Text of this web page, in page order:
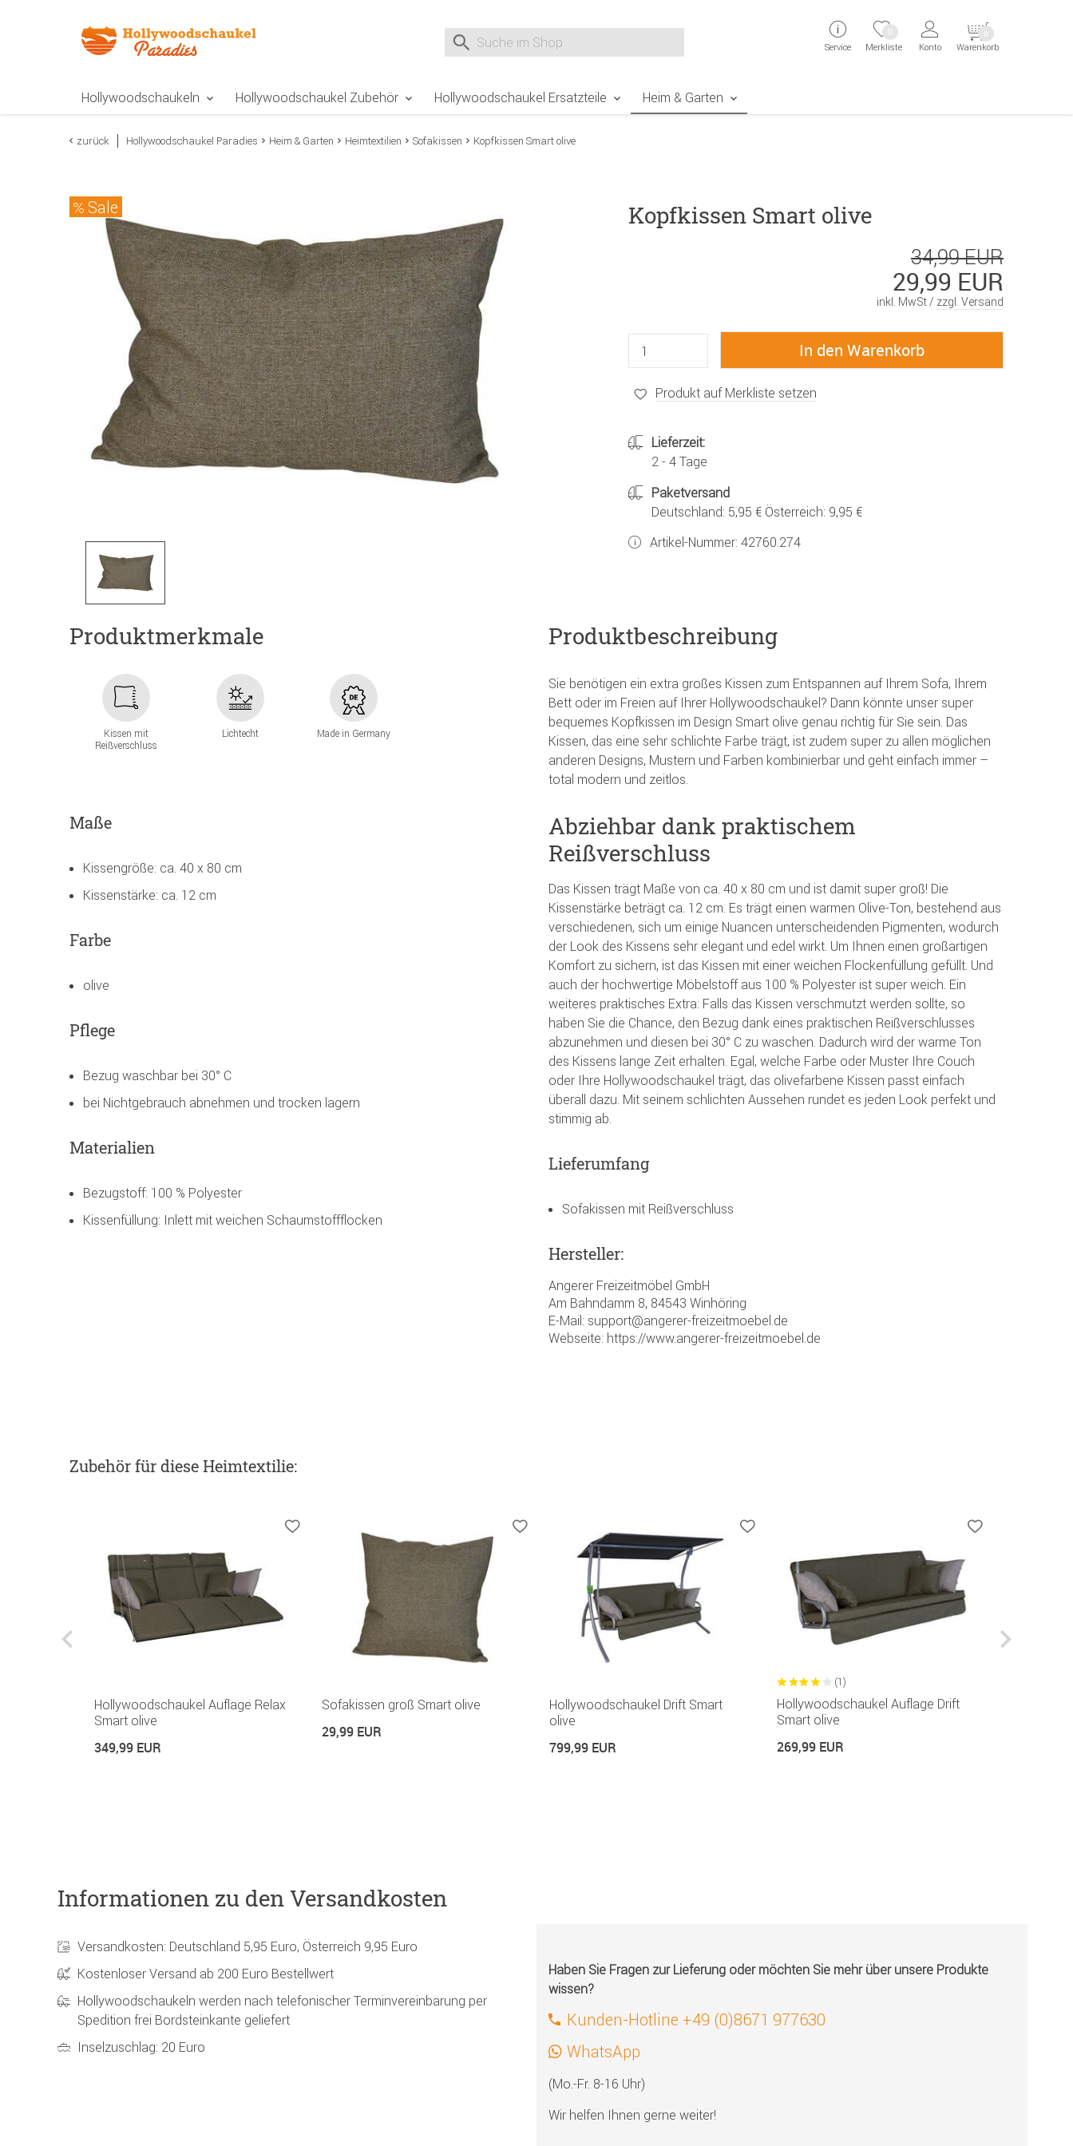
Suche nach
Service Merkliste
0
Konto Warenkorb
0
Hollywoodschaukeln Hollywoodschaukel Zubehör Hollywoodschaukel Ersatzteile Heim & Garten
zurück Hollywoodschaukel Paradies Heim & Garten Heimtextilien Sofakissen Kopfkissen Smart olive
Sale Kopfkissen Smart olive
34,99 EUR
29,99 EUR
inkl. MwSt / zzgl. Versand
Produkt auf Merkliste setzen
Lieferzeit:
2 - 4 Tage
Paketversand
Deutschland: 5,95 € Österreich: 9,95 €
Artikel-Nummer: 42760.274
Produktmerkmale
Kissen mit
Reißverschluss
Lichtecht Made in Germany
Maße
Kissengröße: ca. 40 x 80 cm
Kissenstärke: ca. 12 cm
Farbe
olive
Pflege
Bezug waschbar bei 30° C
bei Nichtgebrauch abnehmen und trocken lagern
Materialien
Bezugstoff: 100 % Polyester
Kissenfüllung: Inlett mit weichen Schaumstoffflocken
Produktbeschreibung
Sie benötigen ein extra großes Kissen zum Entspannen auf Ihrem Sofa, Ihrem
Bett oder im Freien auf Ihrer Hollywoodschaukel? Dann könnte unser super
bequemes Kopfkissen im Design Smart olive genau richtig für Sie sein. Das
Kissen, das eine sehr schlichte Farbe trägt, ist zudem super zu allen möglichen
anderen Designs, Mustern und Farben kombinierbar und geht einfach immer –
total modern und zeitlos.
Abziehbar dank praktischem
Reißverschluss
Das Kissen trägt Maße von ca. 40 x 80 cm und ist damit super groß! Die
Kissenstärke beträgt ca. 12 cm. Es trägt einen warmen Olive-Ton, bestehend aus
verschiedenen, sich um einige Nuancen unterscheidenden Pigmenten, wodurch
der Look des Kissens sehr elegant und edel wirkt. Um Ihnen einen großartigen
Komfort zu sichern, ist das Kissen mit einer weichen Flockenfüllung gefüllt. Und
auch der hochwertige Möbelstoff aus 100 % Polyester ist super weich. Ein
weiteres praktisches Extra: Falls das Kissen verschmutzt werden sollte, so
haben Sie die Chance, den Bezug dank eines praktischen Reißverschlusses
abzunehmen und diesen bei 30° C zu waschen. Dadurch wird der warme Ton
des Kissens lange Zeit erhalten. Egal, welche Farbe oder Muster Ihre Couch
oder Ihre Hollywoodschaukel trägt, das olivefarbene Kissen passt einfach
überall dazu. Mit seinem schlichten Aussehen rundet es jeden Look perfekt und
stimmig ab.
Lieferumfang
Sofakissen mit Reißverschluss
Hersteller:
Angerer Freizeitmöbel GmbH
Am Bahndamm 8, 84543 Winhöring
E-Mail: support@angerer-freizeitmoebel.de
Webseite: https://www.angerer-freizeitmoebel.de
Zubehörfür diese Heimtextilie:
Hollywoodschaukel Auflage Relax
Smart olive
349,99 EUR
Sofakissen groß Smart olive
29,99 EUR
Hollywoodschaukel Drift Smart
olive
799,99 EUR
(1)
Hollywoodschaukel Auflage Drift
Smart olive
269,99 EUR
Informationen zu den Versandkosten
Versandkosten: Deutschland 5,95 Euro, Österreich 9,95 Euro
Kostenloser Versand ab 200 Euro Bestellwert
Hollywoodschaukeln werden nach telefonischer Terminvereinbarung per
Spedition frei Bordsteinkante geliefert
Inselzuschlag: 20 Euro
Haben Sie Fragen zur Lieferung oder möchten Sie mehr über unsere Produkte
wissen?
Kunden-Hotline +49 (0)8671 977630
WhatsApp
(Mo.-Fr. 8-16 Uhr)
Wir helfen Ihnen gerne weiter!